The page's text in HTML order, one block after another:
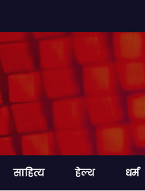
साहित्य हेल्थ धर्म